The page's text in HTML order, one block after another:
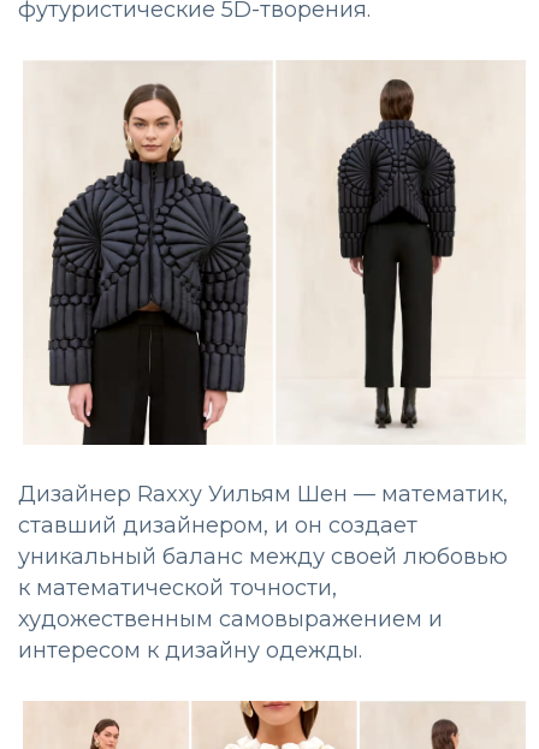
футуристические 5D-творения.
Дизайнер Raxxy Уильям Шен — математик,
ставший дизайнером, и он создает
уникальный баланс между своей любовью
к математической точности,
художественным самовыражением и
интересом к дизайну одежды.